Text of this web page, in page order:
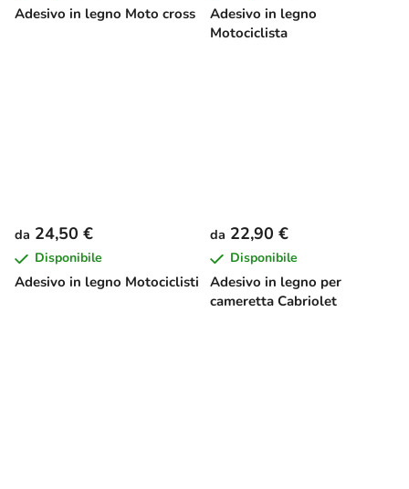
Adesivo in legno Moto cross
Adesivo in legno
Motociclista
Adesivo in legno Motociclisti
da 24,50 €
Disponibile
Adesivo in legno per
cameretta Cabriolet
da 22,90 €
Disponibile